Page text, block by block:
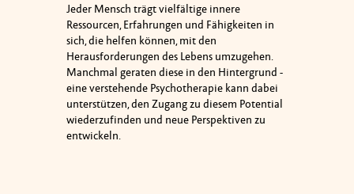
Jeder Mensch trägt vielfältige innere
Ressourcen, Erfahrungen und Fähigkeiten in
sich, die helfen können, mit den
Herausforderungen des Lebens umzugehen.
Manchmal geraten diese in den Hintergrund -
eine verstehende Psychotherapie kann dabei
unterstützen, den Zugang zu diesem Potential
wiederzufinden und neue Perspektiven zu
entwickeln.